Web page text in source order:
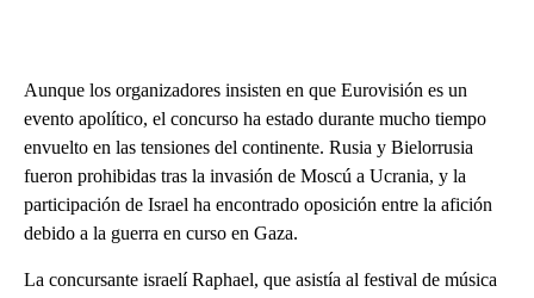
Aunque los organizadores insisten en que Eurovisión es un
evento apolítico, el concurso ha estado durante mucho tiempo
envuelto en las tensiones del continente. Rusia y Bielorrusia
fueron prohibidas tras la invasión de Moscú a Ucrania, y la
participación de Israel ha encontrado oposición entre la afición
debido a la guerra en curso en Gaza.
La concursante israelí Raphael, que asistía al festival de música